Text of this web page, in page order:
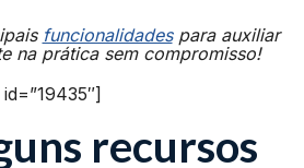
funcionalidadespara auxiliar
na prática sem compromisso!
recursos